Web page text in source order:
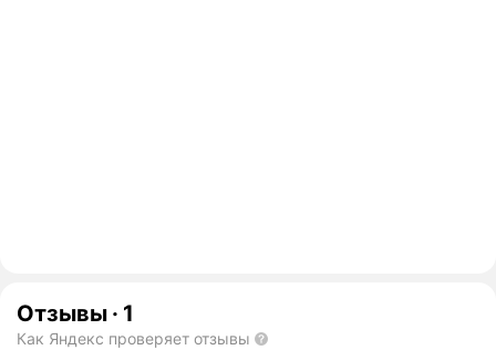
Отзывы · 1
Как Яндекс проверяет отзывы